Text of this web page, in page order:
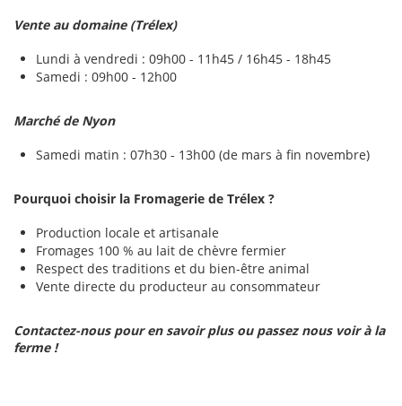
Vente au domaine (Trélex)
Lundi à vendredi : 09h00 - 11h45 / 16h45 - 18h45
Samedi : 09h00 - 12h00
Marché de Nyon
Samedi matin : 07h30 - 13h00 (de mars à fin novembre)
Pourquoi choisir la Fromagerie de Trélex ?
Production locale et artisanale
Fromages 100 % au lait de chèvre fermier
Respect des traditions et du bien-être animal
Vente directe du producteur au consommateur
Contactez-nous pour en savoir plus ou passez nous voir à la
ferme !